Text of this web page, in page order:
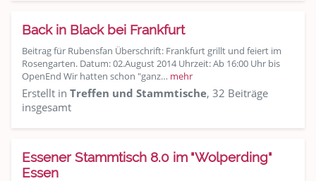
Back in Black bei Frankfurt
Beitrag für Rubensfan Überschrift: Frankfurt grillt und feiert im
Rosengarten. Datum: 02.August 2014 Uhrzeit: Ab 16:00 Uhr bis
OpenEnd Wir hatten schon "ganz… mehr
Erstellt in Treffen und Stammtische, 32 Beiträge
insgesamt
Essener Stammtisch 8.0 im "Wolperding"
Essen